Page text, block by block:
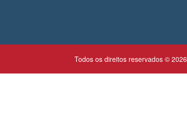
Todos os direitos reservados © 2026